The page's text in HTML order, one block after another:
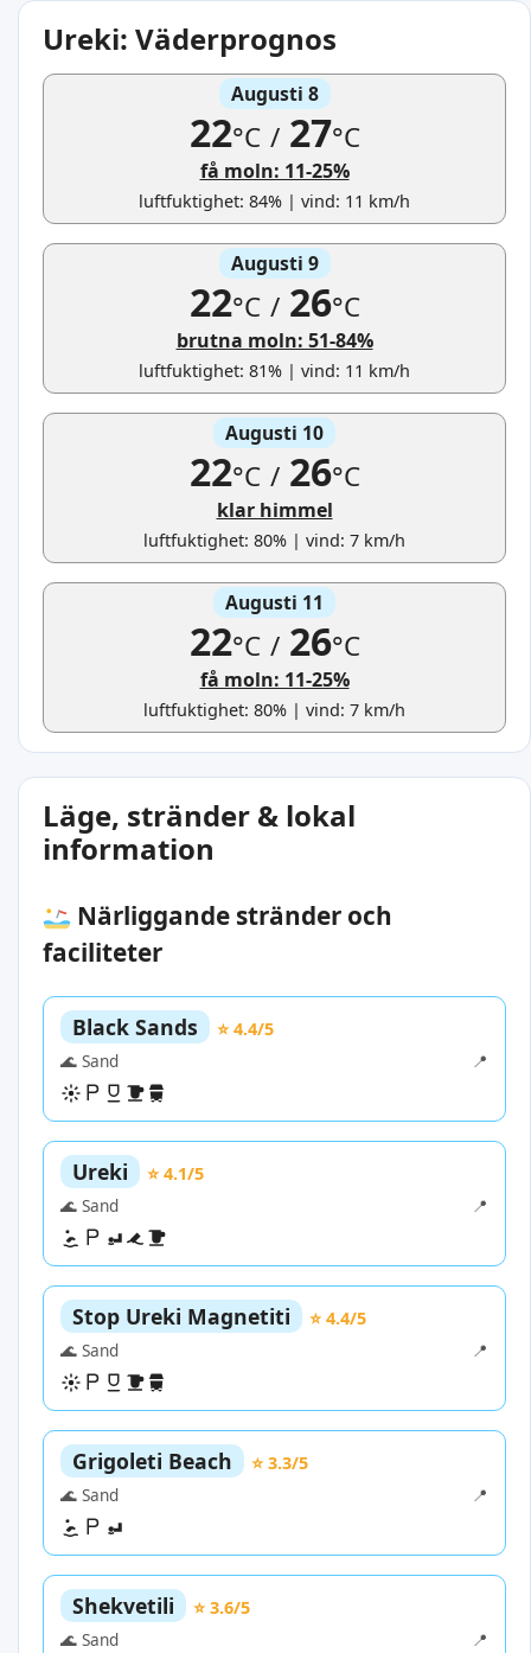
Ureki: Väderprognos
Augusti 8
22°C /27°C
få moln: 11-25%
luftfuktighet: 84% | vind: 11 km/h
Augusti 9
22°C /26°C
brutna moln: 51-84%
luftfuktighet: 81% | vind: 11 km/h
Augusti 10
22°C /26°C
klar himmel
luftfuktighet: 80% | vind: 7 km/h
Augusti 11
22°C /26°C
få moln: 11-25%
luftfuktighet: 80% | vind: 7 km/h
Läge, stränder & lokal
information
Närliggande stränder och
faciliteter
Black Sands
⭐ 4.4/5
🌊 Sand
📍
Ureki
⭐ 4.1/5
🌊 Sand
📍
Stop Ureki Magnetiti
⭐ 4.4/5
🌊 Sand
📍
Grigoleti Beach
⭐ 3.3/5
🌊 Sand
📍
Shekvetili
⭐ 3.6/5
🌊 Sand
📍